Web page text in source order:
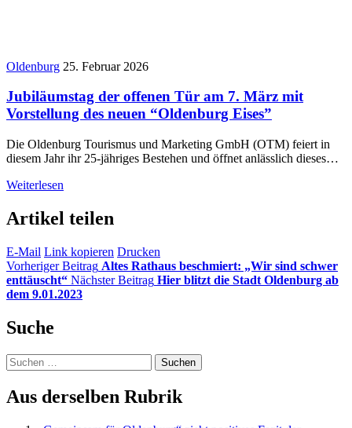
Oldenburg 25. Februar 2026
Jubiläumstag der offenen Tür am 7. März mit
Vorstellung des neuen “Oldenburg Eises”
Die Oldenburg Tourismus und Marketing GmbH (OTM) feiert in
diesem Jahr ihr 25-jähriges Bestehen und öffnet anlässlich dieses…
Weiterlesen
Artikel teilen
E-Mail Link kopieren Drucken
Vorheriger Beitrag Altes Rathaus beschmiert: „Wir sind schwer
enttäuscht“ Nächster Beitrag Hier blitzt die Stadt Oldenburg ab
dem 9.01.2023
Suche
Suchen
nach:
Aus derselben Rubrik